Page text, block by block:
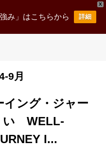
X
み」はこちらから 詳細
9月
イング・ジャー
い WELL-
I...